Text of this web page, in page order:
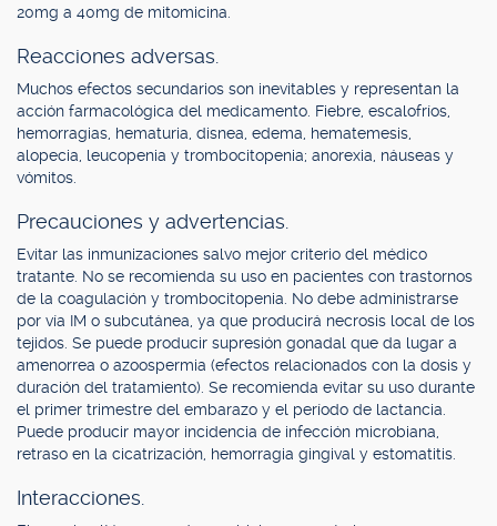
20mg a 40mg de mitomicina.
Reacciones adversas.
Muchos efectos secundarios son inevitables y representan la
acción farmacológica del medicamento. Fiebre, escalofríos,
hemorragias, hematuria, disnea, edema, hematemesis,
alopecia, leucopenia y trombocitopenia; anorexia, náuseas y
vómitos.
Precauciones y advertencias.
Evitar las inmunizaciones salvo mejor criterio del médico
tratante. No se recomienda su uso en pacientes con trastornos
de la coagulación y trombocitopenia. No debe administrarse
por vía IM o subcutánea, ya que producirá necrosis local de los
tejidos. Se puede producir supresión gonadal que da lugar a
amenorrea o azoospermia (efectos relacionados con la dosis y
duración del tratamiento). Se recomienda evitar su uso durante
el primer trimestre del embarazo y el período de lactancia.
Puede producir mayor incidencia de infección microbiana,
retraso en la cicatrización, hemorragia gingival y estomatitis.
Interacciones.